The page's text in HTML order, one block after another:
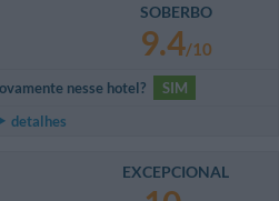
SOBERBO
9.4/10
nesse hotel?
SIM
detalhes
EXCEPCIONAL